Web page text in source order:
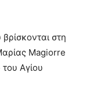
στη
Magiorre
Αγίου